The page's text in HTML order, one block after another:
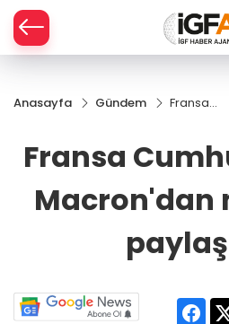
Anasayfa Gündem
Fransa
mevkidaş
Fransa
Macron'dan